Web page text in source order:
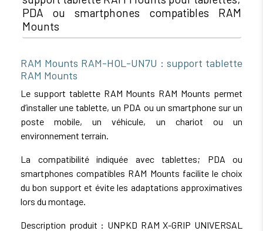
PDA ou smartphones compatibles RAM
Mounts
RAM Mounts RAM-HOL-UN7U : support tablette
RAM Mounts
Le support tablette RAM Mounts RAM Mounts permet
d’installer une tablette, un PDA ou un smartphone sur un
poste mobile, un véhicule, un chariot ou un
environnement terrain.
La compatibilité indiquée avec tablettes; PDA ou
smartphones compatibles RAM Mounts facilite le choix
du bon support et évite les adaptations approximatives
lors du montage.
Description produit : UNPKD RAM X-GRIP UNIVERSAL